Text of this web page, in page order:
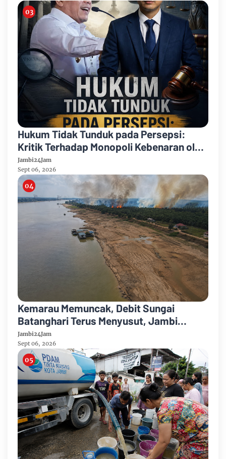
Hukum Tidak Tunduk pada Persepsi:
Kritik Terhadap Monopoli Kebenaran oleh
Media dan Aktivis
Jambi24Jam
Sept 06, 2026
Kemarau Memuncak, Debit Sungai
Batanghari Terus Menyusut, Jambi
Hadapi Ancaman Krisis Air Bersih dan
Karhutla
Jambi24Jam
Sept 06, 2026